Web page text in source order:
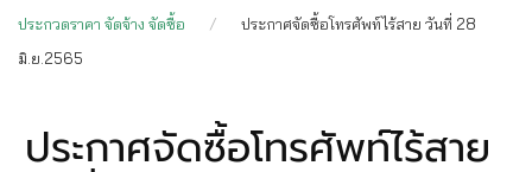
ประกวดราคา จัดจ้าง จัดซื้อ
ประกาศจัดซื้อโทรศัพท์ไร้สาย วันที่ 28
มิ.ย.2565
ประกาศจัดซื้อโทรศัพท์ไร้สาย